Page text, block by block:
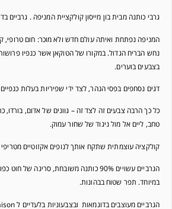
גרבי כותנה מבית בון מייסון קולקציית המניפה . גרביים
המניפה נפתחת ואיתה עולם חדש ולא מוכר: חום
נחש הבריח הגדול. במקורו של הטוקאן אשר כנפיו
בצבעים בוערים.
דגים נסחפים בפסי הנהר, לצד ידי שפיריות בעלות
כל כך הרבה צבעים זה לצד זה – גוונים של אדום, בורדו,
טחב, ליים אל מול ניגוד של שחור עמוק.
קולקציה עוצמתית שתקח אותך לנופים אקזוטיים
הגרביים עשויים 90% כותנה משובחת, סריגה
במיוחד. תפר שטוח בבהונות.